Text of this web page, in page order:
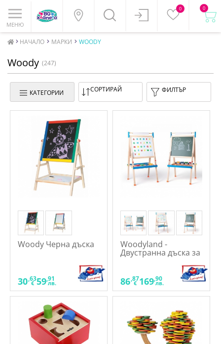
МЕНЮ
0 0
НАЧАЛО МАРКИ WOODY
Woody (247)
КАТЕГОРИИ СОРТИРАЙ ФИЛТЪР
Woody Черна дъска
30,63
€ 59,91
лв.
Woodyland -
Двустранна дъска за
писане с ролка
хартия и магнитни
букви
86,87
€ 169,90
лв.